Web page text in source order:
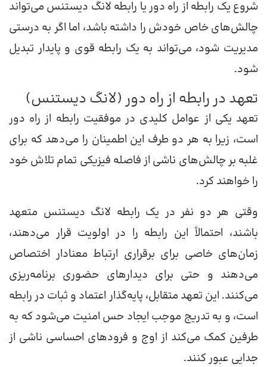
شروع یک رابطه از راه دور یا رابطه لانگ دیستنس می‌تواند
چالش‌های خاص خودش را داشته باشد، اما اگر به درستی
مدیریت شود، می‌تواند به یک رابطه قوی و پایدار تبدیل
شود.
تعهد در رابطه از راه دور (لانگ دیستنس)
تعهد یکی از عوامل کلیدی در موفقیت رابطه از راه دور
است، زیرا به هر دو طرف این اطمینان را می‌دهد که برای
غلبه بر چالش‌های ناشی از فاصله فیزیکی تمام تلاش خود
را خواهند کرد.
وقتی هر دو نفر در یک رابطه لانگ دیستنس متعهد
باشند، احتمالاً این رابطه را در اولویت قرار می‌دهند،
زمان‌های خاصی برای برقراری ارتباط معنادار اختصاص
می‌دهند و حتی برای دیدارهای حضوری برنامه‌ریزی
می‌کنند. این تعهد متقابل، پایه‌گذار اعتماد و ثبات در رابطه
است، و به تدریج موجب ایجاد حس امنیت می‌شود که به
طرفین کمک می‌کند از اوج و فرودهای احساسی ناشی از
جدایی عبور کنند.